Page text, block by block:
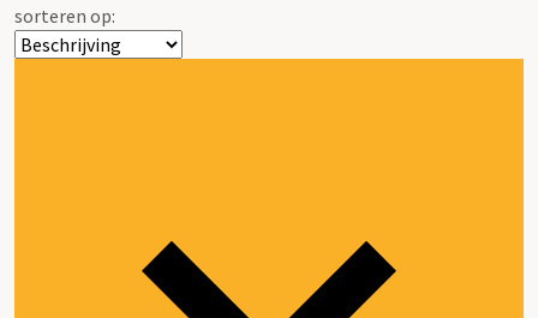
sorteren op: